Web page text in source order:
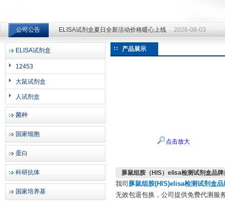
上海邦景实业有限公司
公司公告 ELISA试剂盒夏日全新活动价格暖心上线 2026-08-03
ELISA试剂盒夏日全新活动价格暖心上线
ELISA试剂盒
12453
大鼠试剂盒
人试剂盒
菌种
国家细胞
蛋白
科研抗体
国家培养基
产品展示
点击放大
豚鼠组胺（HIS）elisa检测试剂盒品牌
我司 豚鼠组胺(HIS)elisa检测试剂盒品
无效包退包换，公司提供免费代测服